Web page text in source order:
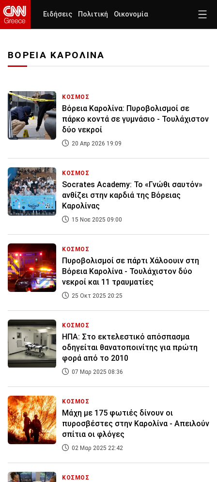
Ειδήσεις Πολιτική Οικονομία
ΒΟΡΕΙΑ ΚΑΡΟΛΙΝΑ
ΚΟΣΜΟΣ
Βόρεια Καρολίνα: Πυροβολισμοί σε
πάρκο κοντά σε γυμνάσιο - Τουλάχιστον
δύο νεκροί
20 Απρ 2026 19:09
ΚΟΣΜΟΣ
Socrates Academy: Το «Γνώθι σαυτόν»
ανθίζει στην καρδιά της Βόρειας
Καρολίνας
15 Νοε 2025 09:00
ΚΟΣΜΟΣ
Πυροβολισμοί σε πάρτι Χάλοουιν στη
Βόρεια Καρολίνα - Τουλάχιστον δύο
νεκροί και 11 τραυματίες
25 Οκτ 2025 20:25
ΚΟΣΜΟΣ
ΗΠΑ: Στο εκτελεστικό απόσπασμα
οδηγείται θανατοποινίτης για πρώτη
φορά από το 2010
07 Μαρ 2025 08:36
ΚΟΣΜΟΣ
Μάχη με 175 φωτιές δίνουν οι
πυροσβέστες στην Καρολίνα - Απειλούν
σπίτια οι φλόγες
02 Μαρ 2025 22:42
ΚΟΣΜΟΣ